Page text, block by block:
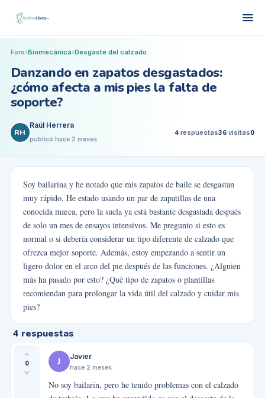
Foro›Biomecánica›Desgaste del calzado
Danzando en zapatos desgastados:
¿cómo afecta a mis pies la falta de
soporte?
RH
Raúl Herrera
publicó hace 2 meses
4 respuestas36 visitas0
Soy bailarina y he notado que mis zapatos de baile se desgastan
muy rápido. He estado usando un par de zapatillas de una
conocida marca, pero la suela ya está bastante desgastada después
de solo un mes de ensayos intensivos. Me pregunto si esto es
normal o si debería considerar un tipo diferente de calzado que
ofrezca mejor soporte. Además, estoy empezando a sentir un
ligero dolor en el arco del pie después de las funciones. ¿Alguien
más ha pasado por esto? ¿Qué tipo de zapatos o plantillas
recomiendan para prolongar la vida útil del calzado y cuidar mis
pies?
4 respuestas
0 J Javier
hace 2 meses
No soy bailarín, pero he tenido problemas con el calzado